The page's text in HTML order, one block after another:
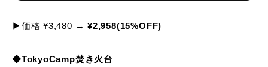
▶価格 ¥3,480 →¥2,958(15%OFF)
◆TokyoCamp焚き火台